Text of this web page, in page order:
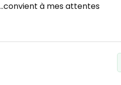
à mes attentes